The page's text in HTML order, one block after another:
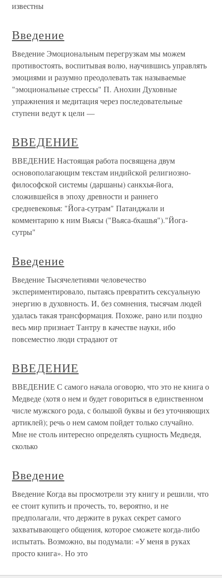
известны
Введение
Введение Эмоциональным перегрузкам мы можем
противостоять, воспитывая волю, научившись управлять
эмоциями и разумно преодолевать так называемые
"эмоциональные стрессы" П. Анохин Духовные
упражнения и медитация через последовательные
ступени ведут к цели —
ВВЕДЕНИЕ
ВВЕДЕНИЕ Настоящая работа посвящена двум
основополагающим текстам индийской религиозно-
философской системы (даршаны) санкхья-йога,
сложившейся в эпоху древности и раннего
средневековья: "Йога-сутрам" Патанджали и
комментарию к ним Вьясы ("Вьяса-бхашья")."Йога-
сутры"
Введение
Введение Тысячелетиями человечество
экспериментировало, пытаясь превратить сексуальную
энергию в духовность. И, без сомнения, тысячам людей
удалась такая трансформация. Похоже, рано или поздно
весь мир признает Тантру в качестве науки, ибо
повсеместно люди страдают от
ВВЕДЕНИЕ
ВВЕДЕНИЕ С самого начала оговорю, что это не книга о
Медведе (хотя о нем и будет говориться в единственном
числе мужского рода, с большой буквы и без уточняющих
артиклей); речь о нем самом пойдет только случайно.
Мне не столь интересно определять сущность Медведя,
сколько
Введение
Введение Когда вы просмотрели эту книгу и решили, что
ее стоит купить и прочесть, то, вероятно, и не
предполагали, что держите в руках секрет самого
захватывающего общения, которое сможете когда-либо
испытать. Возможно, вы подумали: «У меня в руках
просто книга». Но это